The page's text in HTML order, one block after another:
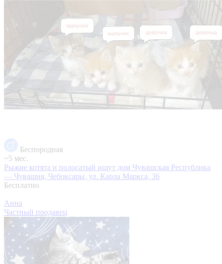
Беспородная
~5 мес.
Рыжие котята и полосатый ищут дом Чувашская Республика
— Чувашия, Чебоксары, ул. Карла Маркса, 36
Бесплатно
Анна
Частный продавец